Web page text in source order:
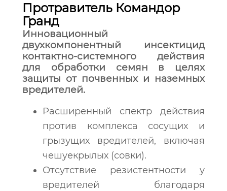
Протравитель Командор
Гранд
Инновационный
двухкомпонентный инсектицид
контактно-системного действия
для обработки семян в целях
защиты от почвенных и наземных
вредителей.
Расширенный спектр действия
против комплекса сосущих и
грызущих вредителей, включая
чешуекрылых (совки).
Отсутствие резистентности у
вредителей благодаря